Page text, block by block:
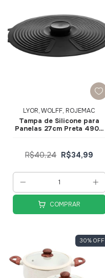
LYOR, WOLFF, ROJEMAC
Tampa de Silicone para
Panelas 27cm Preta 4909
R$40,24 R$34,99
COMPRAR
30% OFF